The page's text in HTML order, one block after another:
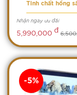
Tinh chất hồng
Nhận ngay ưu đãi
5,990,000 đ
-5%